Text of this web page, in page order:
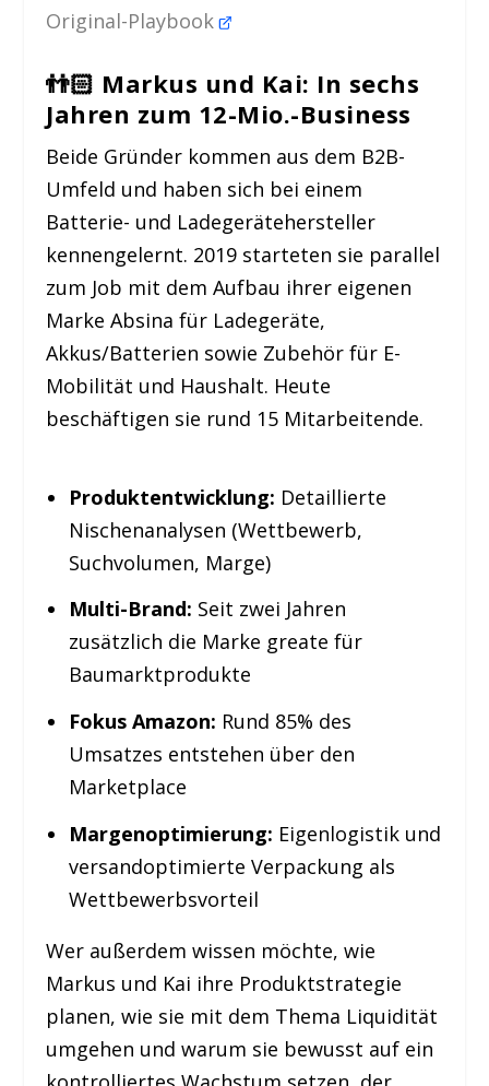
Original-Playbook
👬🏻 Markus und Kai: In sechs
Jahren zum 12-Mio.-Business
Beide Gründer kommen aus dem B2B-
Umfeld und haben sich bei einem
Batterie- und Ladegerätehersteller
kennengelernt. 2019 starteten sie parallel
zum Job mit dem Aufbau ihrer eigenen
Marke Absina für Ladegeräte,
Akkus/Batterien sowie Zubehör für E-
Mobilität und Haushalt. Heute
beschäftigen sie rund 15 Mitarbeitende.
Produktentwicklung: Detaillierte
Nischenanalysen (Wettbewerb,
Suchvolumen, Marge)
Multi-Brand: Seit zwei Jahren
zusätzlich die Marke greate für
Baumarktprodukte
Fokus Amazon: Rund 85% des
Umsatzes entstehen über den
Marketplace
Margenoptimierung: Eigenlogistik und
versandoptimierte Verpackung als
Wettbewerbsvorteil
Wer außerdem wissen möchte, wie
Markus und Kai ihre Produktstrategie
planen, wie sie mit dem Thema Liquidität
umgehen und warum sie bewusst auf ein